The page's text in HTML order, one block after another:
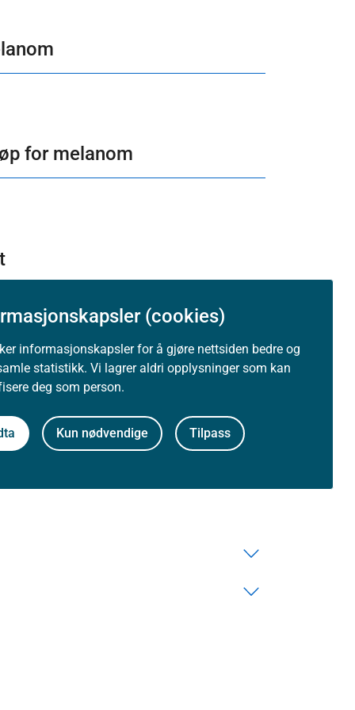
(cookies)
informasjonskapsler for å gjøre nettsiden bedre og
statistikk. Vi lagrer aldri opplysninger som kan
deg som person.
Kun nødvendige Tilpass
for melanom